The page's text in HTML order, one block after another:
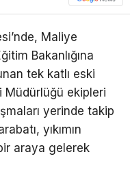
Maliye
Bakanlığına
tek katlı eski
Müdürlüğü ekipleri
yerinde takip
yıkımın
araya gelerek